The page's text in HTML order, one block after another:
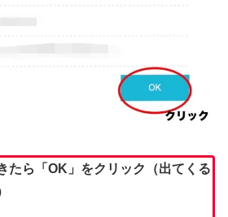
たら「OK」をクリック（出てくる